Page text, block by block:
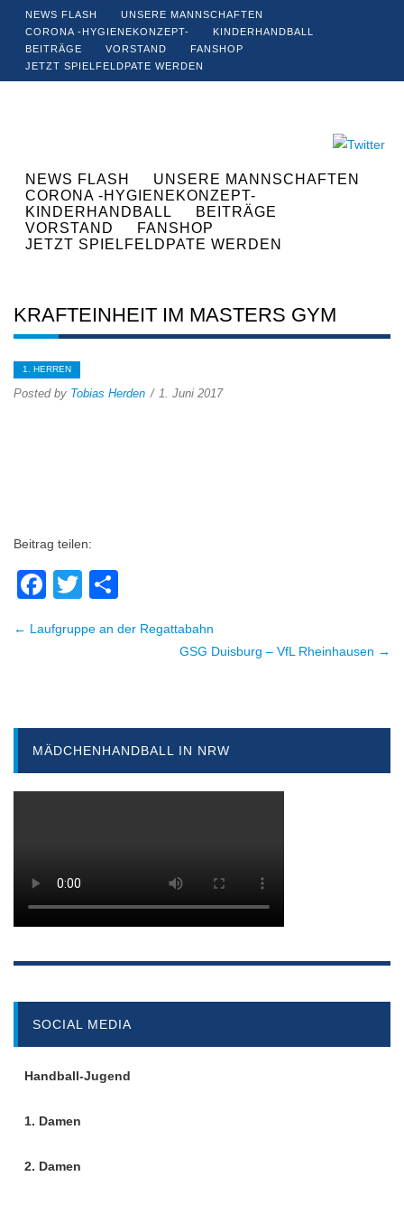
NEWS FLASH
UNSERE MANNSCHAFTEN
CORONA -HYGIENEKONZEPT-
KINDERHANDBALL
BEITRÄGE
VORSTAND
FANSHOP
JETZT SPIELFELDPATE WERDEN
NEWS FLASH
UNSERE MANNSCHAFTEN
CORONA -HYGIENEKONZEPT-
KINDERHANDBALL
BEITRÄGE
VORSTAND
FANSHOP
JETZT SPIELFELDPATE WERDEN
KRAFTEINHEIT IM MASTERS GYM
1. HERREN
Posted by Tobias Herden 1. Juni 2017
Beitrag teilen:
Facebook
Twitter
Beitragsnavigation
← Laufgruppe an der Regattabahn
GSG Duisburg – VfL Rheinhausen →
MÄDCHENHANDBALL IN NRW
SOCIAL MEDIA
Handball-Jugend
1. Damen
2. Damen